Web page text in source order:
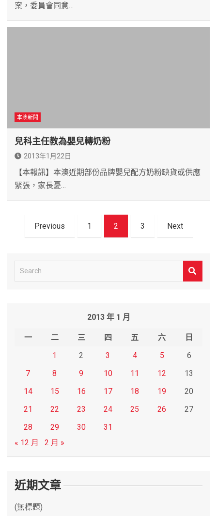
案，委員會同意…
本澳新聞
兒科主任教為嬰兒轉奶粉
2013年1月22日
【本報訊】本澳近期部份品牌嬰兒配方奶粉缺貨或供應
緊張，家長憂…
Previous 1 2 3 Next
e
2013 年 1 月
一 二 三 四 五 六
日
1
2 3 4 5
6
7
8 9 10 11 12
13
14
15 16 17 18 19
20
21
22 23 24 25 26
27
28
29 30
31
« 12 月
2 月 »
近期文章
(無標題)